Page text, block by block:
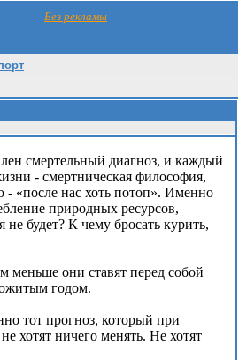
Без рекламы
смертельный диагноз, и каждый
- смертническая философия,
- «после нас хоть потоп». Именно
природных ресурсов,
не будет? К чему бросать курить,
меньше они ставят перед собой
годом.
тот прогноз, который при
хотят ничего менять. Не хотят